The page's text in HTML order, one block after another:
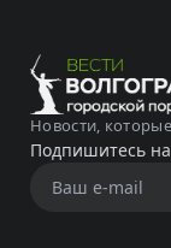
Новости,
Подпишитесь